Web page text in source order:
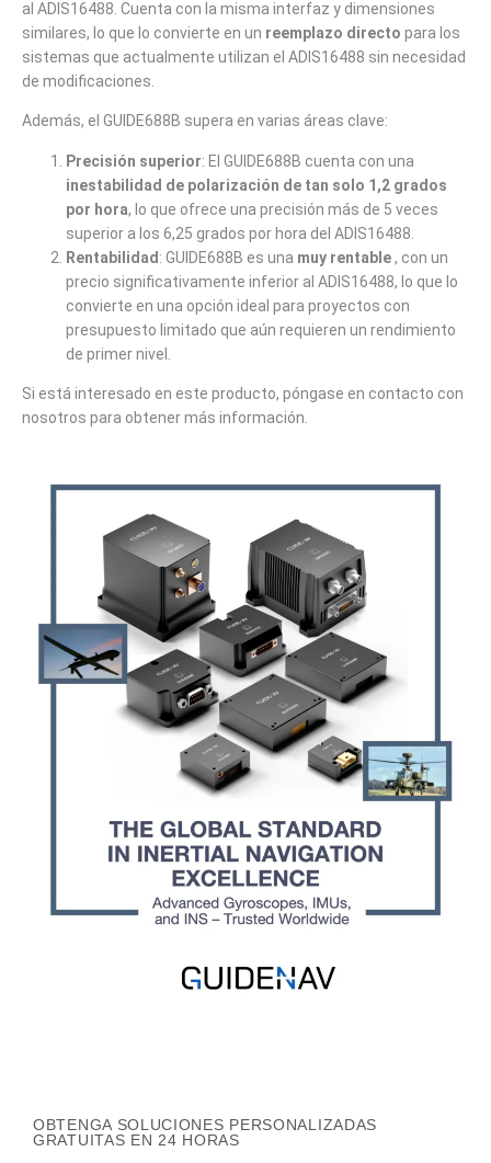
al ADIS16488. Cuenta con la misma interfaz y dimensiones
similares, lo que lo convierte en un reemplazo directo para los
sistemas que actualmente utilizan el ADIS16488 sin necesidad
de modificaciones.
Además, el GUIDE688B supera en varias áreas clave:
Precisión superior: El GUIDE688B cuenta con una
inestabilidad de polarización de tan solo 1,2 grados
por hora, lo que ofrece una precisión más de 5 veces
superior a los 6,25 grados por hora del ADIS16488.
Rentabilidad: GUIDE688B es una muy rentable, con un
precio significativamente inferior al ADIS16488, lo que lo
convierte en una opción ideal para proyectos con
presupuesto limitado que aún requieren un rendimiento
de primer nivel.
Si está interesado en este producto, póngase en contacto con
nosotros para obtener más información.
OBTENGA SOLUCIONES PERSONALIZADAS
GRATUITAS EN 24 HORAS